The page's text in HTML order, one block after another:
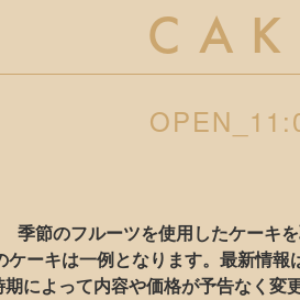
季節のフルーツを使用したケーキ
ケーキは一例となります。最新情報
によって内容や価格が予告なく変